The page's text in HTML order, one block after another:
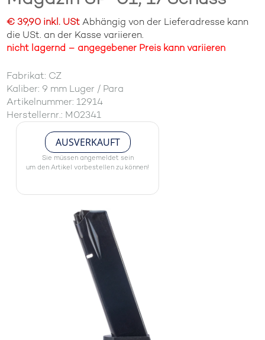
€ 39,90 inkl. UStAbhängig von der Lieferadresse kann
die USt. an der Kasse variieren.
nicht lagernd – angegebener Preis kann variieren
Fabrikat: CZ
Kaliber: 9 mm Luger / Para
Artikelnummer: 12914
Herstellernr.: M02341
AUSVERKAUFT
Sie müssen angemeldet sein
um den Artikel vorbestellen zu können!